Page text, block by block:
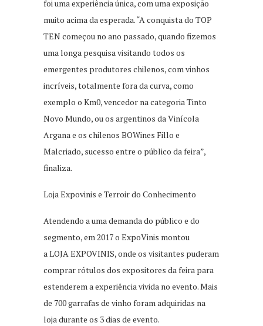
foi uma experiência única, com uma exposição
muito acima da esperada. “A conquista do TOP
TEN começou no ano passado, quando fizemos
uma longa pesquisa visitando todos os
emergentes produtores chilenos, com vinhos
incríveis, totalmente fora da curva, como
exemplo o Km0, vencedor na categoria Tinto
Novo Mundo, ou os argentinos da Vinícola
Argana e os chilenos BOWines Fillo e
Malcriado, sucesso entre o público da feira”,
finaliza.
Loja Expovinis e Terroir do Conhecimento
Atendendo a uma demanda do público e do
segmento, em 2017 o ExpoVinis montou
a LOJA EXPOVINIS, onde os visitantes puderam
comprar rótulos dos expositores da feira para
estenderem a experiência vivida no evento. Mais
de 700 garrafas de vinho foram adquiridas na
loja durante os 3 dias de evento.